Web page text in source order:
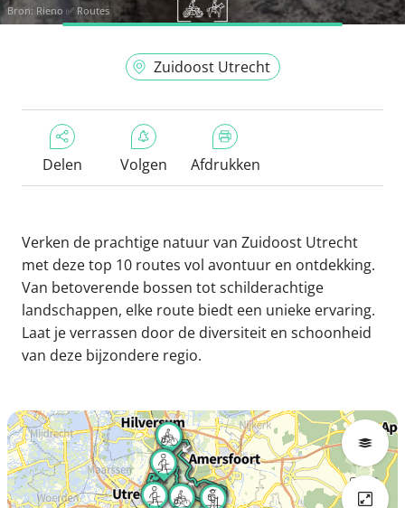
Bron: Rieno ✅ Routes
Zuidoost Utrecht
Delen Volgen Afdrukken
Verken de prachtige natuur van Zuidoost Utrecht
met deze top 10 routes vol avontuur en ontdekking.
Van betoverende bossen tot schilderachtige
landschappen, elke route biedt een unieke ervaring.
Laat je verrassen door de diversiteit en schoonheid
van deze bijzondere regio.